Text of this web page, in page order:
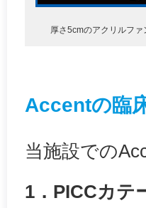
厚さ5cmのアクリルフ
Accentの臨
当施設での
1．PICCカテ